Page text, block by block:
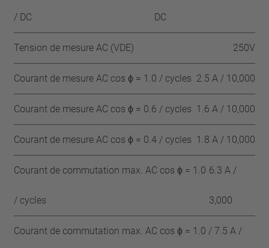
/ DC DC
Tension de mesure AC (VDE) 250V
Courant de mesure AC cos ϕ = 1.0 / cycles 2.5 A / 10,000
Courant de mesure AC cos ϕ = 0.6 / cycles 1.6 A / 10,000
Courant de mesure AC cos ϕ = 0.4 / cycles 1.8 A / 10,000
Courant de commutation max. AC cos ϕ = 1.0
/ cycles
6.3 A /
3,000
Courant de commutation max. AC cos ϕ = 1.0 / 7.5 A /